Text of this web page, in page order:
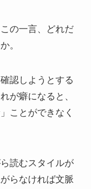
の一言、どれだ
。
認しようとする
が癖になると、
ことができなく
読むスタイルが
らなければ文脈